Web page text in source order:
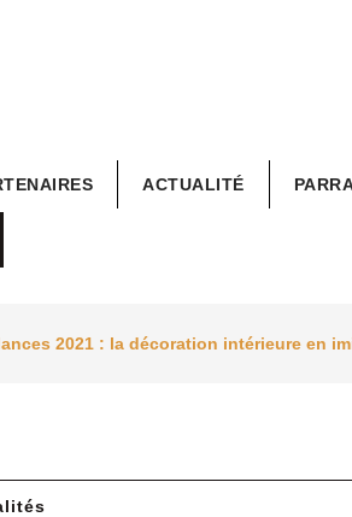
ACTUALITÉ
2021 : la décoration intérieure en